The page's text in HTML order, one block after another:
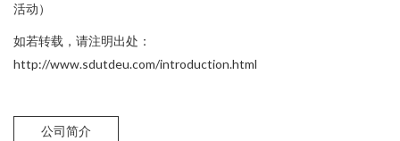
活动）
如若转载，请注明出处：
http://www.sdutdeu.com/introduction.html
公司简介